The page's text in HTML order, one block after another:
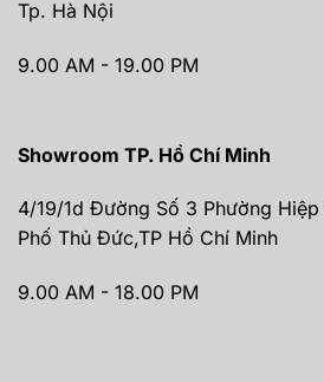
Tp. Hà Nội
9.00 AM - 19.00 PM
Showroom TP. Hồ Chí Minh
4/19/1d Đường Số 3 Phường Hiệp
Phố Thủ Đức,TP Hồ Chí Minh
9.00 AM - 18.00 PM